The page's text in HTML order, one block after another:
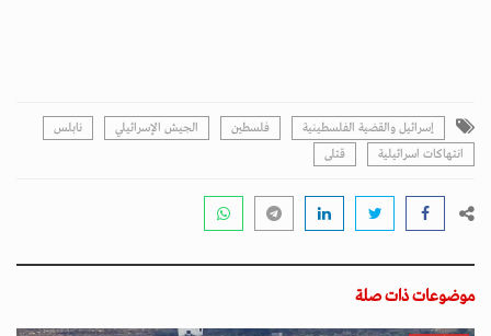
إسرائيل والقضية الفلسطينية فلسطين الجيش الإسرائيلي
نابلس
انتهاكات اسرائيلية
قتلى
موضوعات ذات صلة